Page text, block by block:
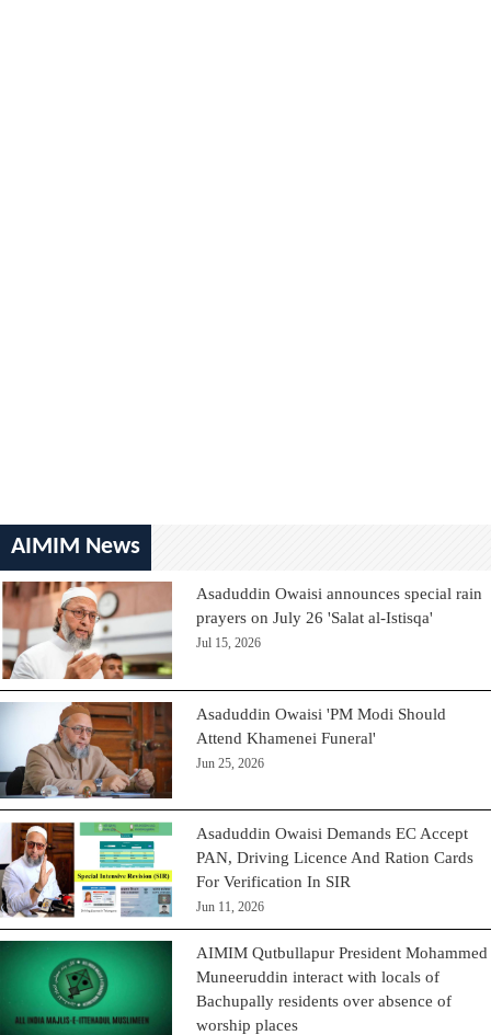
AIMIM News
Asaduddin Owaisi announces special rain
prayers on July 26 'Salat al-Istisqa'
Jul 15, 2026
Asaduddin Owaisi 'PM Modi Should
Attend Khamenei Funeral'
Jun 25, 2026
Asaduddin Owaisi Demands EC Accept
PAN, Driving Licence And Ration Cards
For Verification In SIR
Jun 11, 2026
AIMIM Qutbullapur President Mohammed
Muneeruddin interact with locals of
Bachupally residents over absence of
worship places